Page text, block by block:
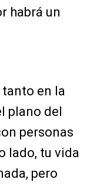
habrá un
en la
plano del
personas
lado, tu vida
pero